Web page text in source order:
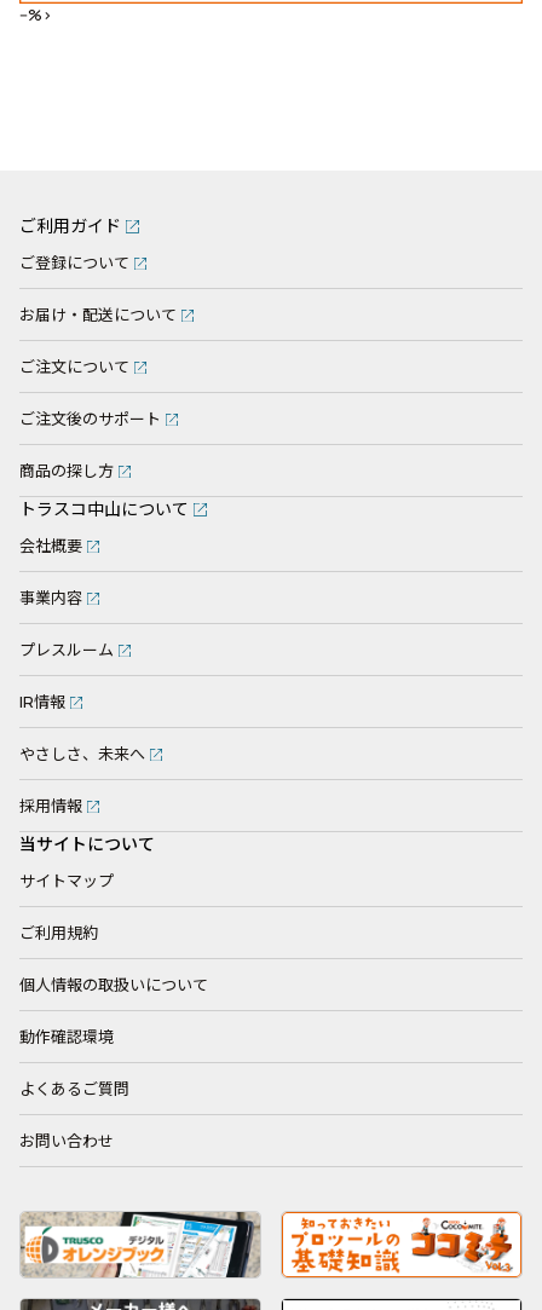
--%>
ご利用ガイド
ご登録について
お届け・配送について
ご注文について
ご注文後のサポート
商品の探し方
トラスコ中山について
会社概要
事業内容
プレスルーム
IR情報
やさしさ、未来へ
採用情報
当サイトについて
サイトマップ
ご利用規約
個人情報の取扱いについて
動作確認環境
よくあるご質問
お問い合わせ